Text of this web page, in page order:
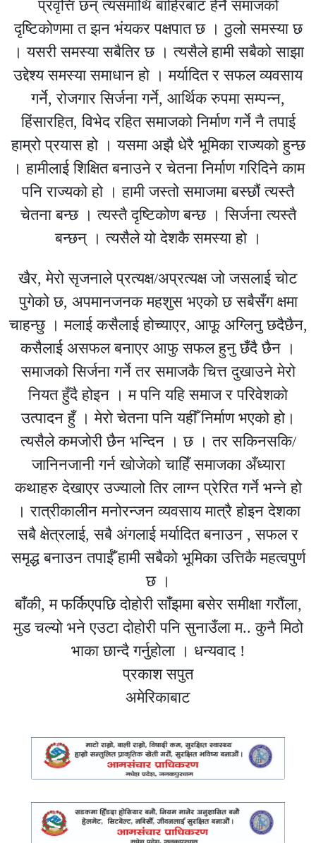
प्रवृत्ति छन् त्यसमाथि बाहिरबाट हेर्ने समाजको
दृष्टिकोणमा त झन भंयकर पक्षपात छ । ठुलो समस्या छ
। यसरी समस्या सबैतिर छ । त्यसैले हामी सबैको साझा
उद्देश्य समस्या समाधान हो । मर्यादित र सफल व्यवसाय
गर्ने, रोजगार सिर्जना गर्ने, आर्थिक रुपमा सम्पन्न,
हिंसारहित, विभेद रहित समाजको निर्माण गर्ने नै तपाई
हाम्रो प्रयास हो । यसमा अझै धेरै भूमिका राज्यको हुन्छ
। हामीलाई शिक्षित बनाउने र चेतना निर्माण गरिदिने काम
पनि राज्यको हो । हामी जस्तो समाजमा बस्छौं त्यस्तै
चेतना बन्छ । त्यस्तै दृष्टिकोण बन्छ । सिर्जना त्यस्तै
बन्छन् । त्यसैले यो देशकै समस्या हो ।
खैर, मेरो सृजनाले प्रत्यक्ष/अप्रत्यक्ष जो जसलाई चोट
पुगेको छ, अपमानजनक महशुस भएको छ सबैसँग क्षमा
चाहन्छु । मलाई कसैलाई होच्याएर, आफू अग्लिनु छदैछैन,
कसैलाई असफल बनाएर आफु सफल हुनु छँदै छैन ।
समाजको सिर्जना गर्ने तर समाजकै चित्त दुखाउने मेरो
नियत हुँदै होइन । म पनि यहि समाज र परिवेशको
उत्पादन हुँ । मेरो चेतना पनि यहीँ निर्माण भएको हो।
त्यसैले कमजोरी छैन भन्दिन । छ । तर सकिनसकि/
जानिनजानी गर्न खोजेको चाहिँ समाजका अँध्यारा
कथाहरु देखाएर उज्यालो तिर लाग्न प्रेरित गर्ने भन्ने हो
। रात्रीकालीन मनोरन्जन व्यवसाय मात्रै होइन देशका
सबै क्षेत्रलाई, सबै अंगलाई मर्यादित बनाउन , सफल र
समृद्ध बनाउन तपाईँ हामी सबैको भूमिका उत्तिकै महत्वपुर्ण
छ ।
बाँकी, म फर्किएपछि दोहोरी साँझमा बसेर समीक्षा गरौंला,
मुड चल्यो भने एउटा दोहोरी पनि सुनाउँला म.. कुनै मिठो
भाका छान्दै गर्नुहोला । धन्यवाद !
प्रकाश सपुत
अमेरिकाबाट